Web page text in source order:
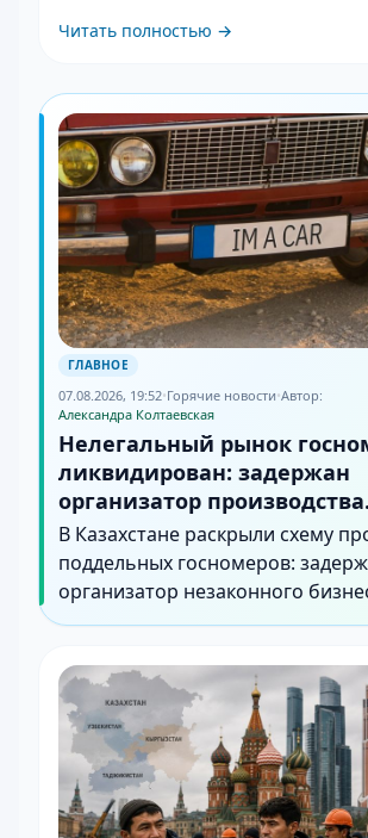
ГЛАВНОЕ
07.08.2026, 19:52•Горячие новости•Автор:
Александра Колтаевская
Нелегальный рынок
ликвидирован: задержан
организатор производства
подделок
В Казахстане раскрыли схему
поддельных госномеров:
организатор незаконного
Читать полностью →